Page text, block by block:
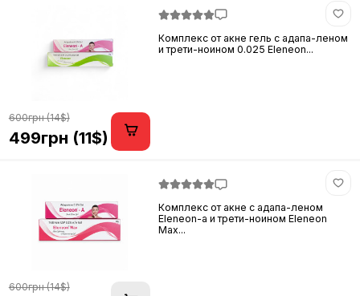
Комплекс от акне гель с адапа-леном
и трети-ноином 0.025 Eleneon...
600грн (14$)
499грн (11$)
Комплекс от акне с адапа-леном
Eleneon-a и трети-ноином Eleneon
Max...
600грн (14$)